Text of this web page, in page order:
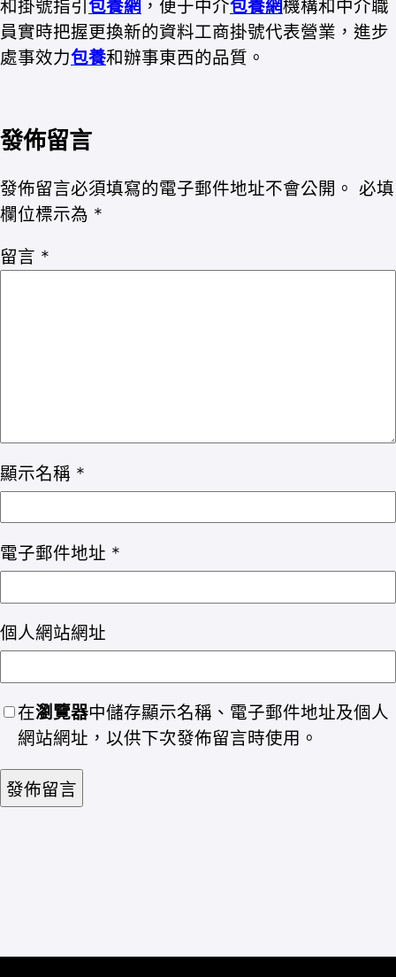
和掛號指引 包養網 ，便于中介包養網機構和中介職
員實時把握更換新的資料工商掛號代表營業，進步
處事效力包養和辦事東西的品質。
發佈留言
發佈留言必須填寫的電子郵件地址不會公開。 必填
欄位標示為 *
留言 *
顯示名稱 *
電子郵件地址 *
個人網站網址
在瀏覽器中儲存顯示名稱、電子郵件地址及個人
網站網址，以供下次發佈留言時使用。